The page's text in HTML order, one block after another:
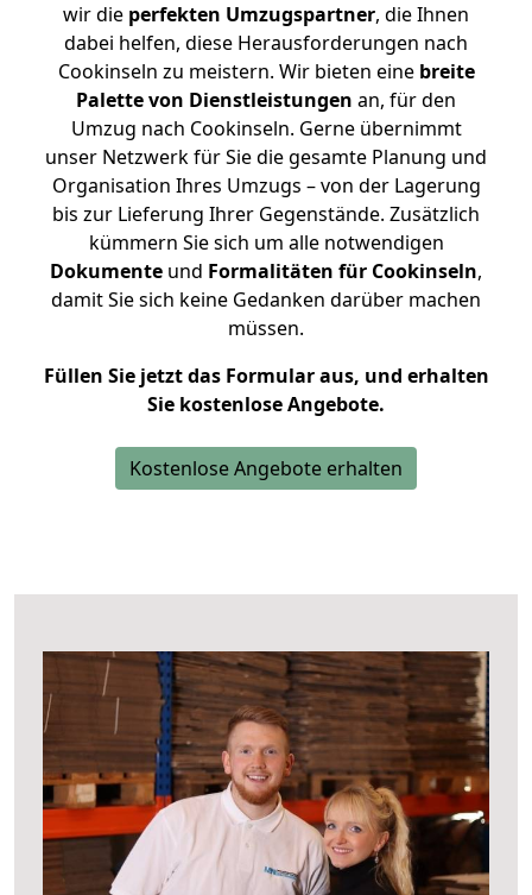
wir die perfekten Umzugspartner, die Ihnen
dabei helfen, diese Herausforderungen nach
Cookinseln zu meistern. Wir bieten eine breite
Palette von Dienstleistungen an, für den
Umzug nach Cookinseln. Gerne übernimmt
unser Netzwerk für Sie die gesamte Planung und
Organisation Ihres Umzugs – von der Lagerung
bis zur Lieferung Ihrer Gegenstände. Zusätzlich
kümmern Sie sich um alle notwendigen
Dokumente und Formalitäten für Cookinseln,
damit Sie sich keine Gedanken darüber machen
müssen.
Füllen Sie jetzt das Formular aus, und erhalten
Sie kostenlose Angebote.
Kostenlose Angebote erhalten